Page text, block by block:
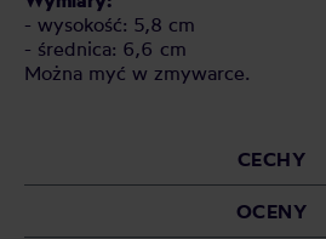
- wysokość: 5,8 cm
- średnica: 6,6 cm
Można myć w zmywarce.
CECHY
OCENY